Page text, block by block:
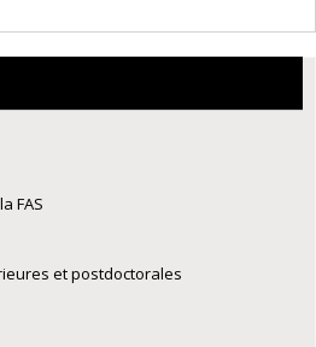
FAS
et postdoctorales